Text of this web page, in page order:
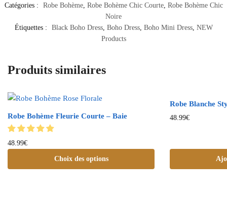
Catégories :
Robe Bohème, Robe Bohème Chic Courte, Robe Bohème Chic
Noire
Étiquettes :
Black Boho Dress, Boho Dress, Boho Mini Dress, NEW
Products
Produits similaires
Robe Bohème Fleurie Courte – Baie
48.99€
Choix des options
Robe Blanche
48.99€